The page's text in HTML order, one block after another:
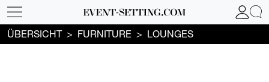
ÜBERSICHT FURNITURE LOUNGES